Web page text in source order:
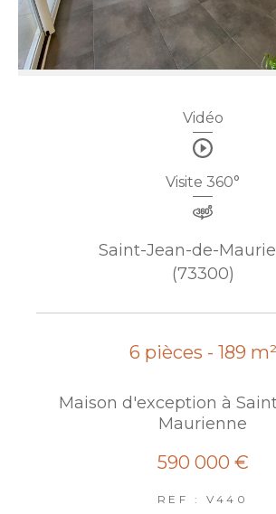
Vidéo
Visite 360°
Saint-Jean-de-
(73300)
6 pièces - 189 m²
Maison d'exception à
Maurienne
590 000 €
REF : V440